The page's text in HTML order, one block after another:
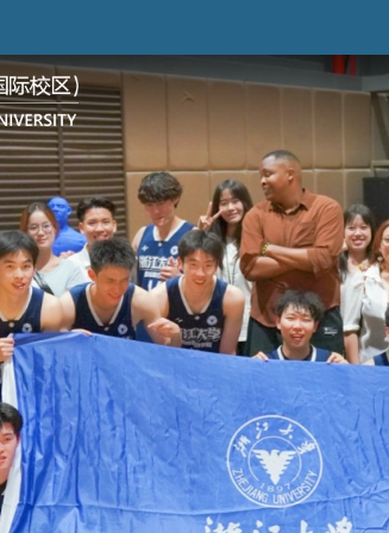
内
容
关于我们
校区简介
使命愿景
校区领导
联系我们
招生
本科生招生
通知动态
招生视频
学术
本科生课程
研究生课程
通识课程
学术日历
科研
科研概览
研究中心
研究平台
仪器共享平台
大学生活
生活在国际校区
成长在国际校区
加入我们
热招岗位